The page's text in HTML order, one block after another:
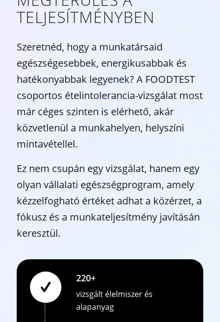
TELJESÍTMÉNYBEN
Szeretnéd, hogy a munkatársaid
egészségesebbek, energikusabbak és
hatékonyabbak legyenek? A FOODTEST
csoportos ételintolerancia-vizsgálat most
már céges szinten is elérhető, akár
közvetlenül a munkahelyen, helyszíni
mintavétellel.
Ez nem csupán egy vizsgálat, hanem egy
olyan vállalati egészségprogram, amely
kézzelfogható értéket adhat a közérzet, a
fókusz és a munkateljesítmény javításán
keresztül.
220+
vizsgált élelmiszer és
alapanyag